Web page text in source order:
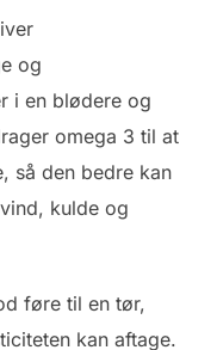
og
i en blødere og
omega 3 til at
så den bedre kan
kulde og
føre til en tør,
kan aftage.